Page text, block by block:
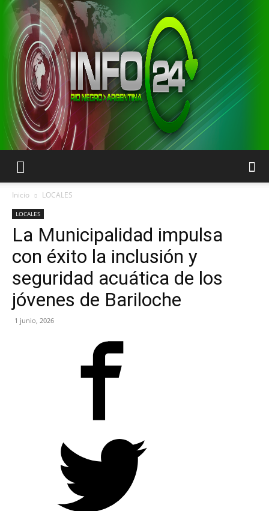
RIO
NEGRO
Inicio LOCALES
LOCALES
La Municipalidad impulsa
con éxito la inclusión y
seguridad acuática de los
jóvenes de Bariloche
1 junio, 2026